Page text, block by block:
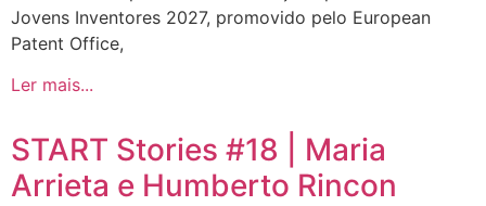
Jovens Inventores 2027, promovido pelo European
Patent Office,
Ler mais...
START Stories #18 | Maria
Arrieta e Humberto Rincon